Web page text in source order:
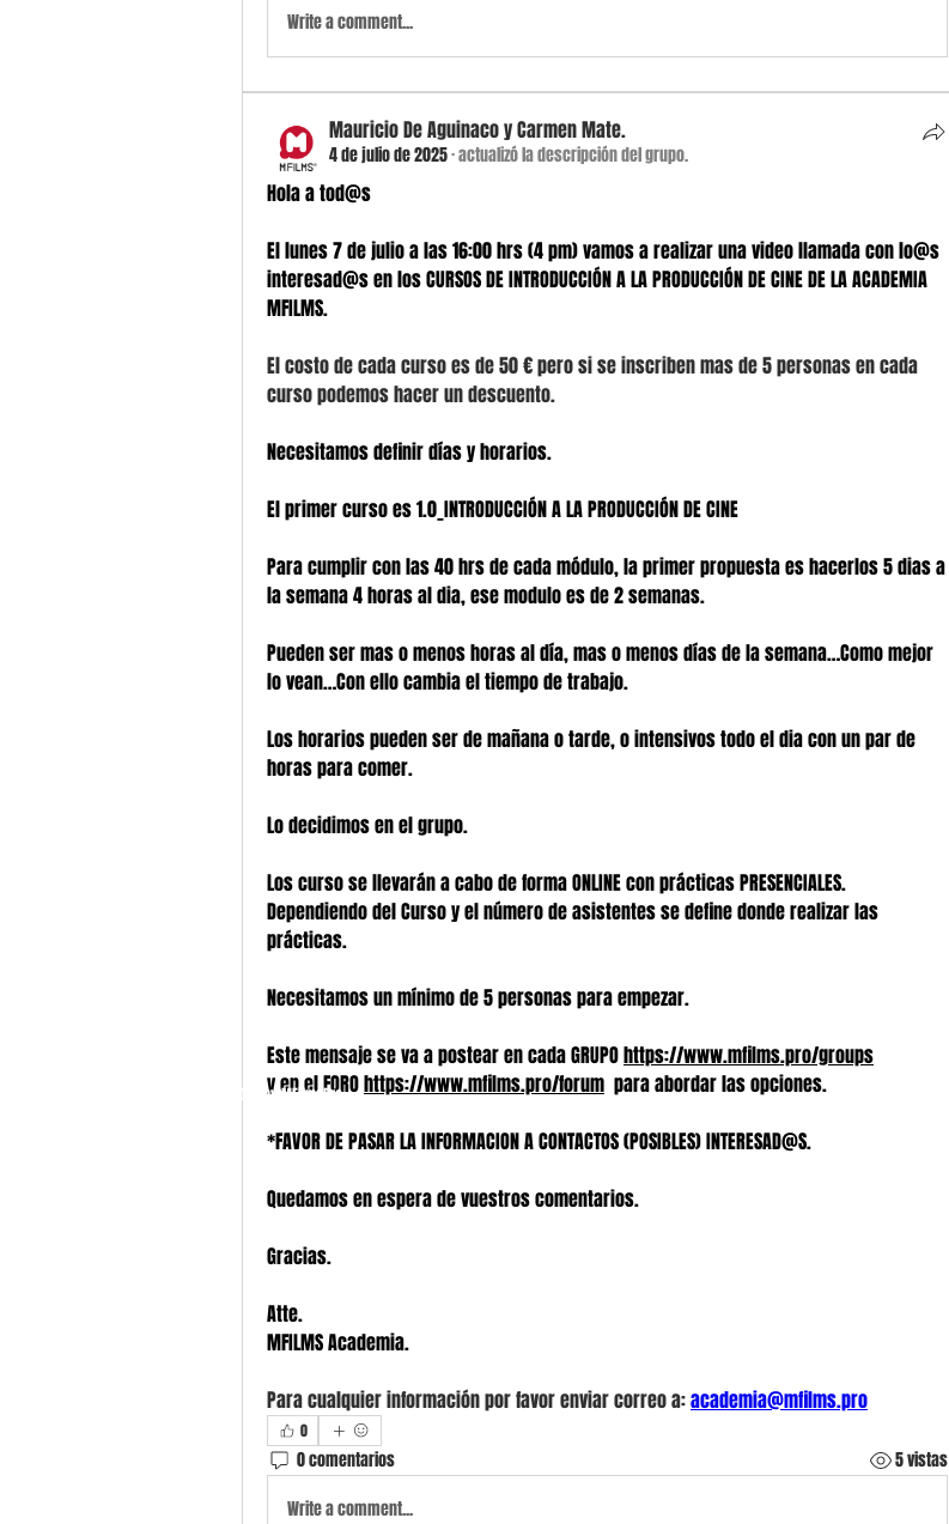
Write a comment...
Mauricio De Aguinaco y Carmen Mate.
4 de julio de 2025·actualizó la descripción del grupo.
Hola a tod@s
El lunes 7 de julio a las 16:00 hrs (4 pm) vamos a realizar una video llamada con lo@s
interesad@s en los CURSOS DE INTRODUCCIÓN A LA PRODUCCIÓN DE CINE DE LA ACADEMIA
MFILMS.
El costo de cada curso es de 50 € pero si se inscriben mas de 5 personas en cada
curso podemos hacer un descuento.
Necesitamos definir días y horarios.
El primer curso es 1.0_INTRODUCCIÓN A LA PRODUCCIÓN DE CINE
Para cumplir con las 40 hrs de cada módulo, la primer propuesta es hacerlos 5 dias a
la semana 4 horas al dia, ese modulo es de 2 semanas.
Pueden ser mas o menos horas al día, mas o menos días de la semana…Como mejor
lo vean…Con ello cambia el tiempo de trabajo.
Los horarios pueden ser de mañana o tarde, o intensivos todo el dia con un par de
horas para comer.
Lo decidimos en el grupo.
Los curso se llevarán a cabo de forma ONLINE con prácticas PRESENCIALES.
Dependiendo del Curso y el número de asistentes se define donde realizar las
prácticas.
Necesitamos un mínimo de 5 personas para empezar.
Este mensaje se va a postear en cada GRUPO https://www.mfilms.pro/groups
y en el FORO https://www.mfilms.pro/forum para abordar las opciones.
*FAVOR DE PASAR LA INFORMACION A CONTACTOS (POSIBLES) INTERESAD@S.
Quedamos en espera de vuestros comentarios.
Gracias.
Atte.
MFILMS Academia.
Para cualquier información por favor enviar correo a: academia@mfilms.pro
0
0 comentarios
5 vistas
Write a comment...
© 2026 by MFilmsPro.